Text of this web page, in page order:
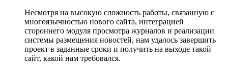
Несмотря на высокую сложность работы, связанную с
многоязычностью нового сайта, интеграцией
стороннего модуля просмотра журналов и реализации
системы размещения новостей, нам удалось завершить
проект в заданные сроки и получить на выходе такой
сайт, какой нам требовался.